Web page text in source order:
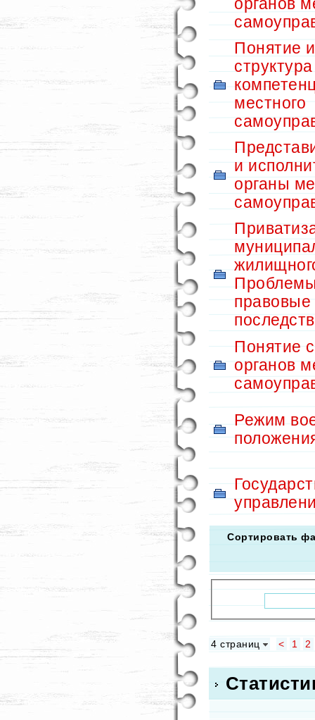
Понятие и
структура
местного
и
органы
правовые
Понятие
органов
Режим
Сортировать
4 страниц < 1 2